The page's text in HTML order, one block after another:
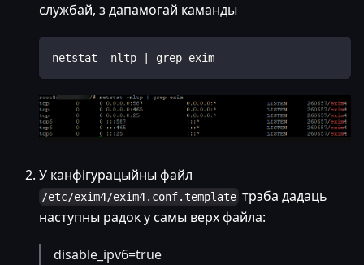
службай, з дапамогай каманды
netstat -nltp | grep exim
У канфігурацыйны файл
/etc/exim4/exim4.conf.template трэба дадаць
наступны радок у самы верх файла:
disable_ipv6=true